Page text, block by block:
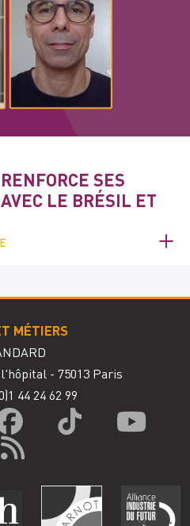
SES
LE BRÉSIL ET
MÉTIERS
- 75013 Paris
44 24 62 99